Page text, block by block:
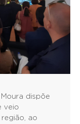
dispõe
veio
ao